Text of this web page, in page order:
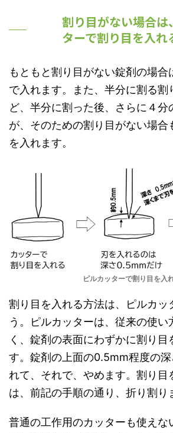
割り目がない場合は
ターで割り目を入れ
もともと割り目がない錠剤の場合
で入れます。また、半分に割る割
ど、半分に割った後、さらに４分
が、そのための割り目がない場合
を入れます。
ピルカッターで割り目を入
割り目を入れる方法は、ピルカッ
う。ピルカッターは、従来の使い
く、錠剤の表面にわずかに割り目
す。錠剤の上面の0.5mm程度の深
れて、それで、やめます。割り目
は、前記の手順の通り、折り割り
普通の工作用のカッターも使えな